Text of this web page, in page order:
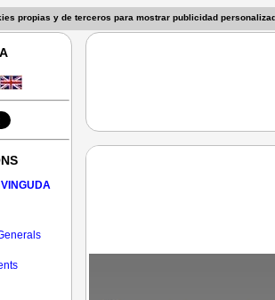
propias y de terceros para mostrar publicidad